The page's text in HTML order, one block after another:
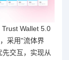
Wallet 5.0
采用"流体界
交互，实现从